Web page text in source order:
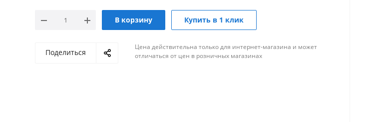
В корзину Купить в 1 клик
Поделиться
Цена действительна только для интернет-магазина и может
отличаться от цен в розничных магазинах